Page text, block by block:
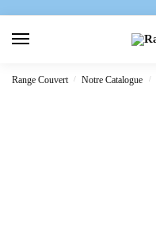
Range Couvert / Notre Catalogue /